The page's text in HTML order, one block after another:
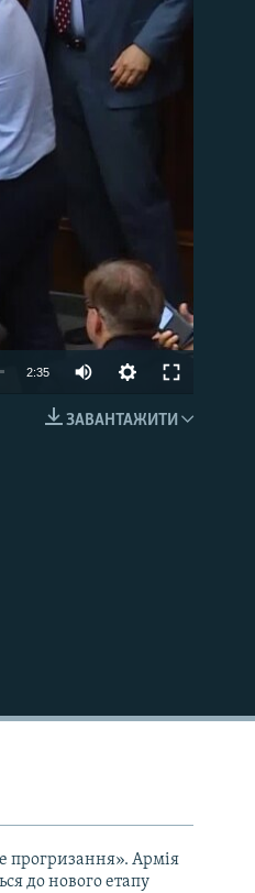
2:35
ЗАВАНТАЖИТИ
прогризання». Армія
до нового етапу